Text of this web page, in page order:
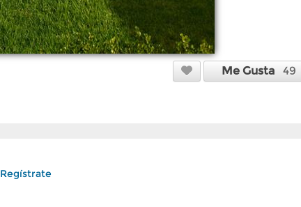
Me Gusta 49
Regístrate